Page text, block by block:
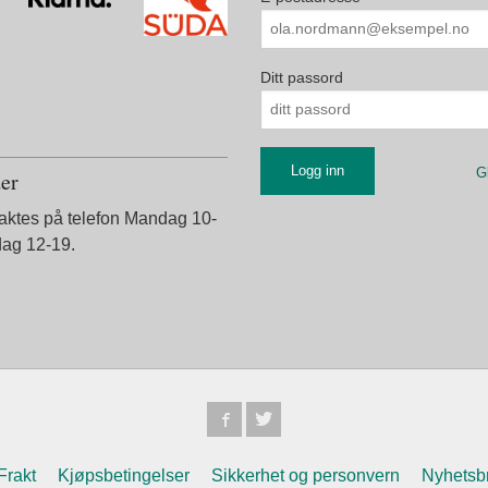
på telefon Mandag 10-
12-19.
Ditt passord
Kjøpsbetingelser Sikkerhet og personvern